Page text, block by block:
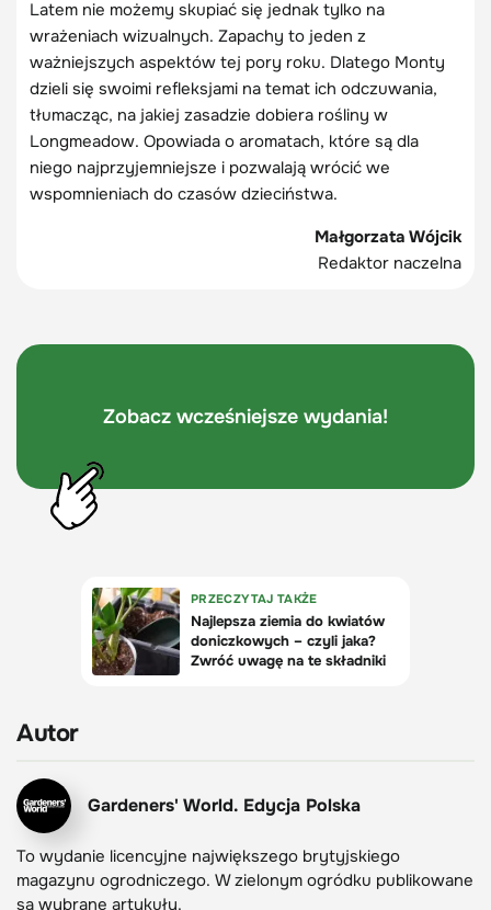
Latem nie możemy skupiać się jednak tylko na
wrażeniach wizualnych. Zapachy to jeden z
ważniejszych aspektów tej pory roku. Dlatego Monty
dzieli się swoimi refleksjami na temat ich odczuwania,
tłumacząc, na jakiej zasadzie dobiera rośliny w
Longmeadow. Opowiada o aromatach, które są dla
niego najprzyjemniejsze i pozwalają wrócić we
wspomnieniach do czasów dzieciństwa.
Małgorzata Wójcik
Redaktor naczelna
Zobacz wcześniejsze wydania!
Autor
Gardeners' World. Edycja Polska
To wydanie licencyjne największego brytyjskiego
magazynu ogrodniczego. W zielonym ogródku publikowane
są wybrane artykuły.